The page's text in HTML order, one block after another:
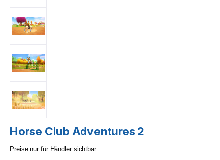
Horse Club Adventures 2
Preise nur für Händler sichtbar.